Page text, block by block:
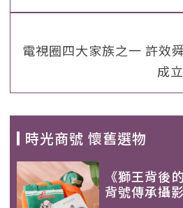
電視圈四大家族之一 許效
成
時光商號 懷舊選物
《獅王背後
背號傳承攝